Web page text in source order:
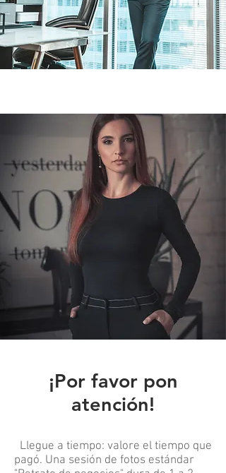
¡Por favor pon
atención!
Llegue a tiempo: valore el tiempo que
pagó. Una sesión de fotos estándar